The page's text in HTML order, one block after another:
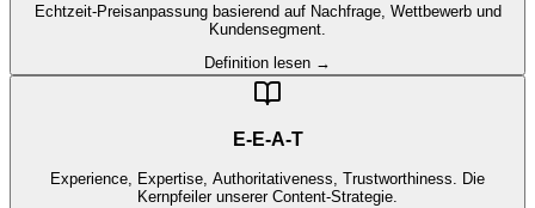
Echtzeit-Preisanpassung basierend auf Nachfrage, Wettbewerb und
Kundensegment.
Definition lesen →
E-E-A-T
Experience, Expertise, Authoritativeness, Trustworthiness. Die
Kernpfeiler unserer Content-Strategie.